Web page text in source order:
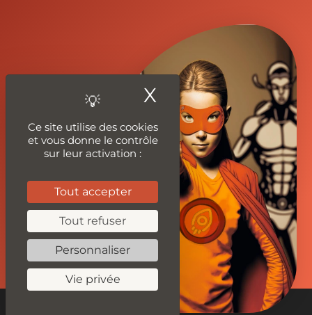
Ce site utilise des cookies
et vous donne le contrôle
sur leur activation :
Tout accepter
Tout refuser
Personnaliser
Vie privée
X Masquer le